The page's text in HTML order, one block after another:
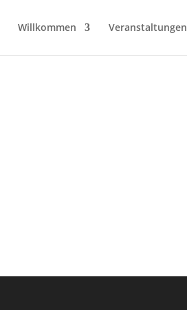
Willkommen Veranstaltungen